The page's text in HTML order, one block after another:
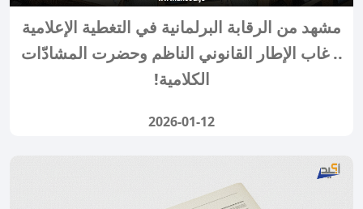
مشهد من الرقابة البرلمانية في التغطية الإعلامية
.. غاب الإطار القانوني الناظم وحضرت المشادّات
الكلامية!
2026-01-12